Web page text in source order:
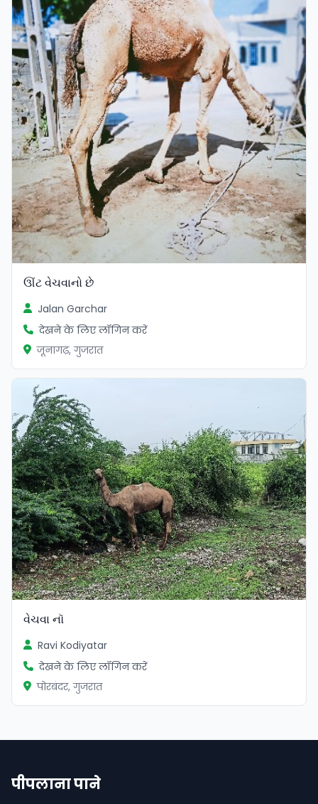
ઊંટ વેચવાનો છે
Jalan Garchar
देखने के लिए लॉगिन करें
जूनागढ़, गुजरात
વેચવા નૉ
Ravi Kodiyatar
देखने के लिए लॉगिन करें
पोरबंदर, गुजरात
पीपलाना पाने